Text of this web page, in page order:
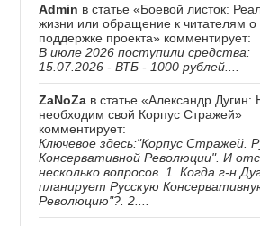
Admin в статье «Боевой листок:
жизни или обращение к читателям о
поддержке проекта» комментирует:
В июле 2026 поступили средства:
15.07.2026 - ВТБ - 1000 рублей....
ZaNoZa в статье «Александр Дугин:
необходим свой Корпус Стражей»
комментирует:
Ключевое здесь:"Корпус Стражей.
Консервативной Революции". И
несколько вопросов. 1. Когда г-н
планирует Русскую
Революцию"?. 2....